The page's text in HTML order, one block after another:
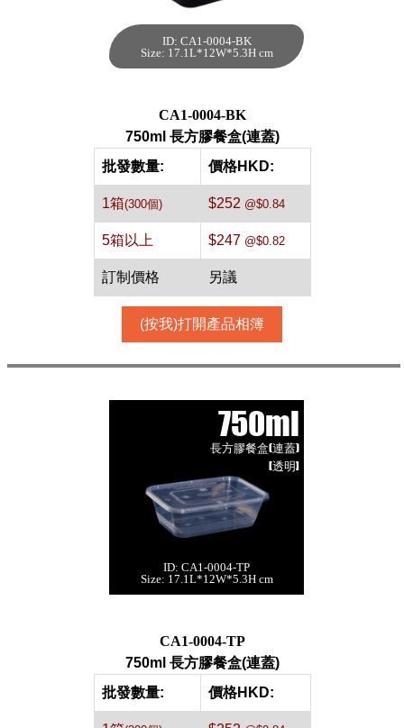
ID: CA1-0004-BK
Size: 17.1L*12W*5.3H cm
750ml 長方膠餐盒
(連蓋)[黑色,300個]
CA1-0004-BK
750ml 長方膠餐盒(連蓋)
批發數量:
價格HKD:
1箱(300個) $252 @$0.84
5箱以上 $247 @$0.82
訂制價格 另議
(按我)打開產品相簿
750ml
長方膠餐盒(連蓋)
[透明]
ID: CA1-0004-TP
Size: 17.1L*12W*5.3H cm
750ml 長方膠餐盒
(連蓋)[透明,300個]
CA1-0004-TP
750ml 長方膠餐盒(連蓋)
批發數量:
價格HKD: